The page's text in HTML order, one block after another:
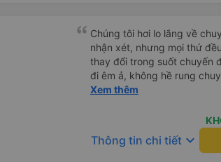
mọi người. Điểm chưa tốt: •
chót: Vài giờ trước khi khởi
điểm đón đã được thay đổi
khoảng 30 phút. Tuy nhiên,
VND, tôi thấy công bằng. •
mức không thể chịu nổi. •
chúng tôi chuyển sang xe
mình ở Đà Nẵng, xe quá
Chúng tôi hơi lo lắng về
nhận xét, nhưng mọi thứ
thay đổi trong suốt chuyến
đi êm ả, không hề rung
để đi vệ sinh và dừng lại để
không phải là vấn đề lớn.
Xem thêm
Thông tin chi tiết keyboard_arrow_down